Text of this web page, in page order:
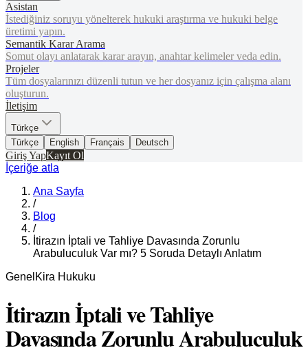
Asistan
İstediğiniz soruyu yönelterek hukuki araştırma ve hukuki belge
üretimi yapın.
Semantik Karar Arama
Somut olayı anlatarak karar arayın, anahtar kelimeler veda edin.
Projeler
Tüm dosyalarınızı düzenli tutun ve her dosyanız için çalışma alanı
oluşturun.
İletişim
Türkçe
Türkçe
English Français Deutsch
Giriş YapKayıt Ol
İçeriğe atla
Ana Sayfa
/
Blog
/
İtirazın İptali ve Tahliye Davasında Zorunlu
Arabuluculuk Var mı? 5 Soruda Detaylı Anlatım
Genel Kira Hukuku
İtirazın İptali ve Tahliye
Davasında Zorunlu Arabuluculuk